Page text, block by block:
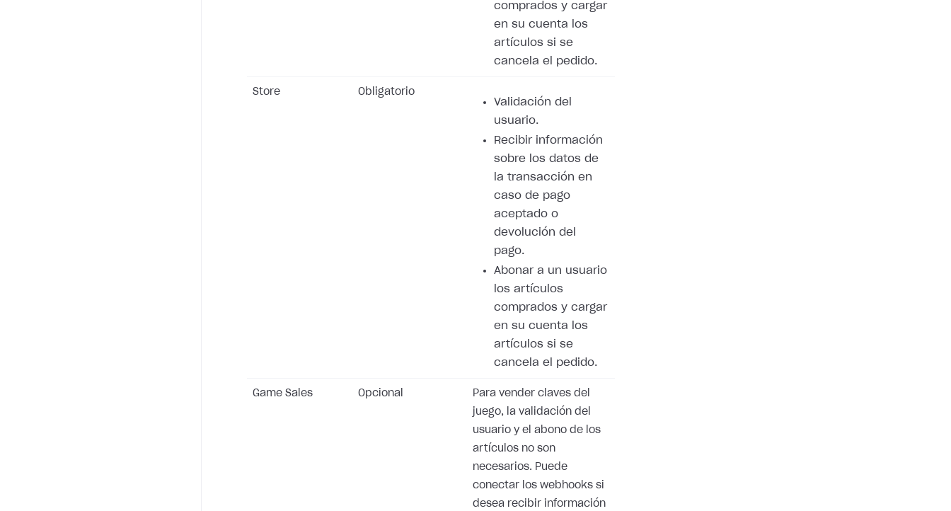
comprados y cargar
en su cuenta los
artículos si se
cancela el pedido.
Store Obligatorio
Validación del
usuario.
Recibir información
sobre los datos de
la transacción en
caso de pago
aceptado o
devolución del
pago.
Abonar a un usuario
los artículos
comprados y cargar
en su cuenta los
artículos si se
cancela el pedido.
Game Sales Opcional
Para vender claves del
juego, la validación del
usuario y el abono de los
artículos no son
necesarios. Puede
conectar los webhooks si
desea recibir información